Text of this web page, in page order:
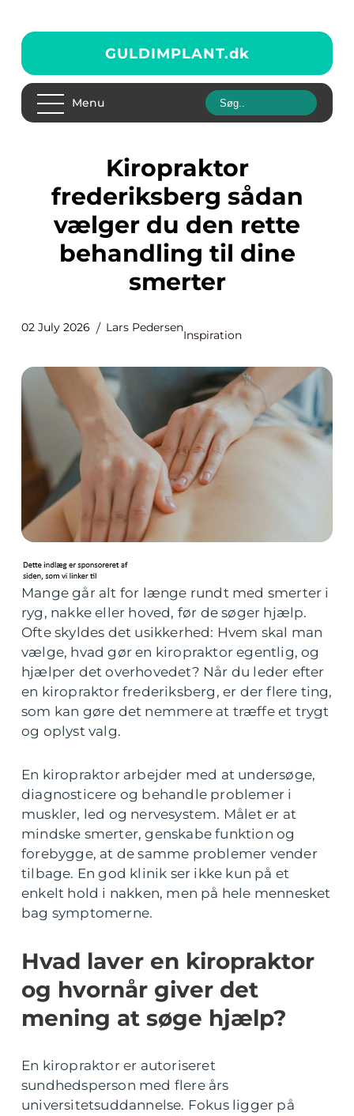
GULDIMPLANT.dk
Menu
Kiropraktor
frederiksberg sådan
vælger du den rette
behandling til dine
smerter
02 July 2026 Lars Pedersen
Inspiration
Mange går alt for længe rundt med smerter i
ryg, nakke eller hoved, før de søger hjælp.
Ofte skyldes det usikkerhed: Hvem skal man
vælge, hvad gør en kiropraktor egentlig, og
hjælper det overhovedet? Når du leder efter
en kiropraktor frederiksberg, er der flere ting,
som kan gøre det nemmere at træffe et trygt
og oplyst valg.
En kiropraktor arbejder med at undersøge,
diagnosticere og behandle problemer i
muskler, led og nervesystem. Målet er at
mindske smerter, genskabe funktion og
forebygge, at de samme problemer vender
tilbage. En god klinik ser ikke kun på et
enkelt hold i nakken, men på hele mennesket
bag symptomerne.
Hvad laver en kiropraktor
og hvornår giver det
mening at søge hjælp?
En kiropraktor er autoriseret
sundhedsperson med flere års
universitetsuddannelse. Fokus ligger på